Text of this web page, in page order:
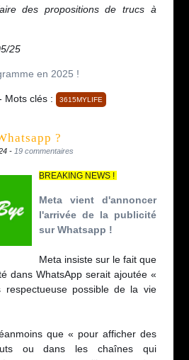
des propositions de trucs à
25
en 2025 !
Mots clés : 3615MYLIFE
?
- 19 commentaires
BREAKING NEWS !
Meta vient d'annoncer
l'arrivée de la publicité
sur Whatsapp !
Meta insiste sur le fait que
dans WhatsApp serait ajoutée «
possible de la vie
que « pour afficher des
ou dans les chaînes qui